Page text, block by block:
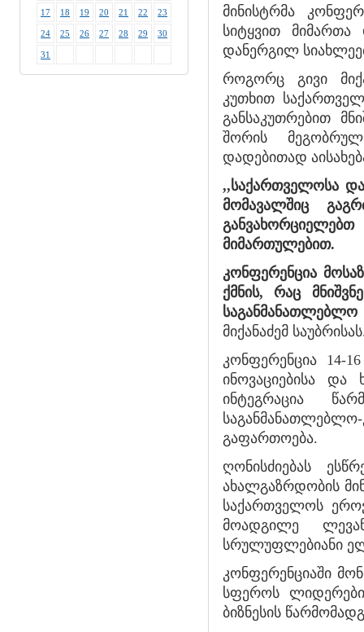
17 18 19 20 21 22 23
24 25 26 27 28 29 30
31
მინისტრმა
სიტყვით
დანერგილ
როგორც გივი
კუთხით
განსაკუთრებით
შორის
დადებითად
,,საქართველოსა
მომავალშიც
მიმართულებით.
კონფერენცია
ქმნის, რაც
მიქანაძემ
კონფერენცია 14-
ინოვაციებისა
ინტეგრაცია
გაფართოება.
ღონისძიებას
ახალგაზრდობის
საქართველოს
მოადგილე
სრულუფლებიანი
კონფერენციაში
სფეროს
ბიზნესის